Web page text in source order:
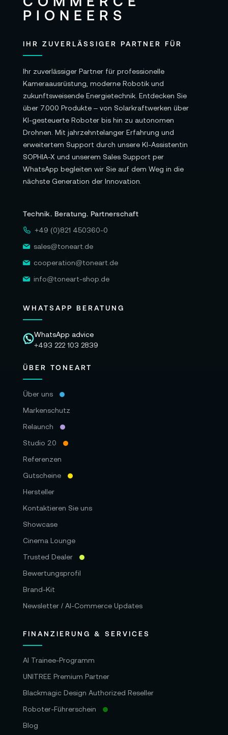
IHR ZUVERLÄSSIGER PARTNER FÜR
Ihr zuverlässiger Partner für professionelle
Kameraausrüstung, moderne Robotik und
zukunftsweisende Energietechnik. Entdecken Sie
über 7.000 Produkte – von Solarkraftwerken über
KI-gesteuerte Roboter bis hin zu autonomen
Drohnen. Mit jahrzehntelanger Erfahrung und
erweitertem Support durch unsere KI-Assistentin
SOPHIA-X und unserem Sales Support per
WhatsApp begleiten wir Sie auf dem Weg in die
nächste Generation der Innovation.
Technik. Beratung. Partnerschaft
+49 (0)821 450360-0
sales@toneart.de
cooperation@toneart.de
info@toneart-shop.de
WHATSAPP BERATUNG
WhatsApp advice
+493 222 103 2839
ÜBER TONEART
Über uns
Markenschutz
Relaunch
Studio 2.0
Referenzen
Gutscheine
Hersteller
Kontaktieren Sie uns
Showcase
Cinema Lounge
Trusted Dealer
Bewertungsprofil
Brand-Kit
Newsletter / AI-Commerce Updates
FINANZIERUNG & SERVICES
AI Trainee-Programm
UNITREE Premium Partner
Blackmagic Design Authorized Reseller
Roboter-Führerschein
Blog